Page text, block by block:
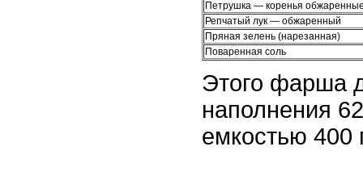
Петрушка — коренья
Репчатый лук — обжаренный
Пряная зелень (нарезанная)
Поваренная соль
Этого фарша
наполнения
емкостью 400